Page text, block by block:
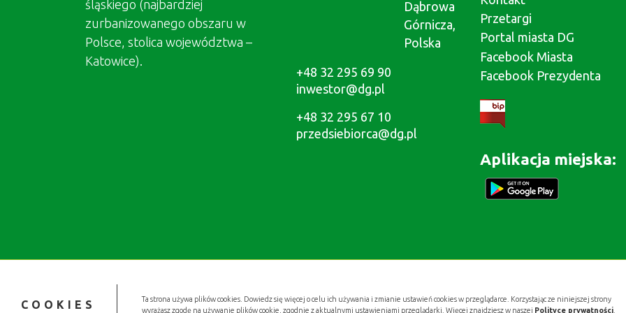
COOKIES
Ta strona używa plików cookies. Dowiedz się więcej o celu ich używania i zmianie ustawień cookies w przeglądarce. Korzystając ze niniejszej strony
wyrażasz zgodę na używanie plików cookie, zgodnie z aktualnymi ustawieniami przeglądarki. Więcej znajdziesz w naszej Polityce prywatności
śląskiego (najbardziej
zurbanizowanego obszaru w
Polsce, stolica województwa –
Katowice).
Dąbrowa
Górnicza,
Polska
+48 32 295 69 90
inwestor@dg.pl
+48 32 295 67 10
przedsiebiorca@dg.pl
Przetargi
Portal miasta DG
Facebook Miasta
Facebook Prezydenta
Aplikacja miejska: